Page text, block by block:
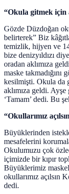
“Okula gitmek için
Gözde Düzdoğan
belirterek” Biz
temizlik, hijyen ve
bize denizyıldızı
oradan aklımıza
maske
kesilmişti. Okula da
aklımıza geldi.
‘Tamam’ dedi. Bu
“Okullarımız
Büyüklerinden
mesafelerini
Okulumuzu çok
içimizde bir kıpır
Büyüklerimiz
okullarımız açılsın
dedi.